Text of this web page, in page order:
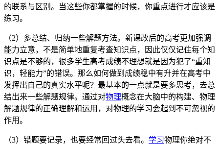
的联系与区别。当这些你都掌握的时候，你重点进行才应该是
练习。
（2）多总结、归纳一些解题方法。新课改后的高考更加强调
能力立意，不是简单地重复考查知识点，因此仅仅记住每个知
识点是不够的，很多学生高考成绩不理想就是因为犯了“重知
识，轻能力”的错误。那么如何做到成绩稳中有升并在高考中
发挥出自己的真实水平呢？最基本的一点就是要多思考，去总
结出来一些解题规律。通过对物理概念在大脑中的构建、物理
解题规律的正确理解和运用，对物理的学习会起到不可忽视的
作用。
（3）错题要记录，也要经常回过头去看。 学习物理你绝对不